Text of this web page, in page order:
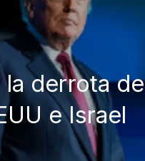
la derrota de
e Israel